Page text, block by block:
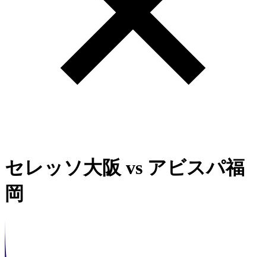
セレッソ大阪 vs アビスパ福
岡